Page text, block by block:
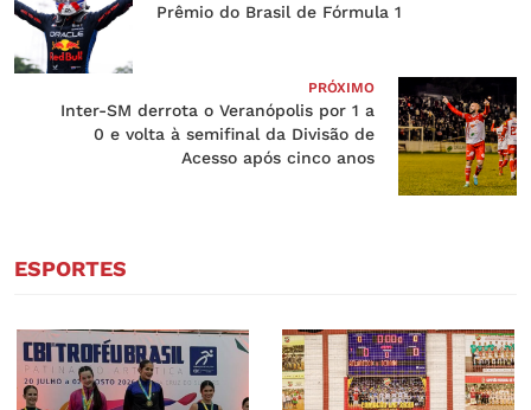
Prêmio do Brasil de Fórmula 1
PRÓXIMO
Inter-SM derrota o Veranópolis por 1 a
0 e volta à semifinal da Divisão de
Acesso após cinco anos
ESPORTES